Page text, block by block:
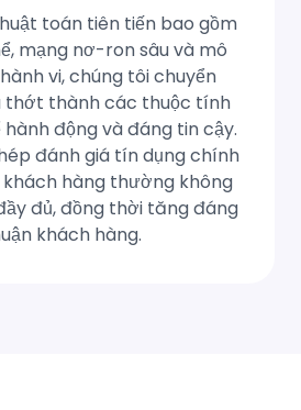
toán tiên tiến bao gồm
mạng nơ-ron sâu và mô
vi, chúng tôi chuyển
thớt thành các thuộc tính
động và đáng tin cậy.
đánh giá tín dụng chính
hàng thường không
đủ, đồng thời tăng đáng
khách hàng.